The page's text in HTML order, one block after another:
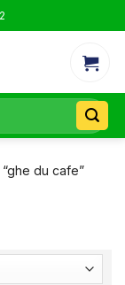
du cafe”